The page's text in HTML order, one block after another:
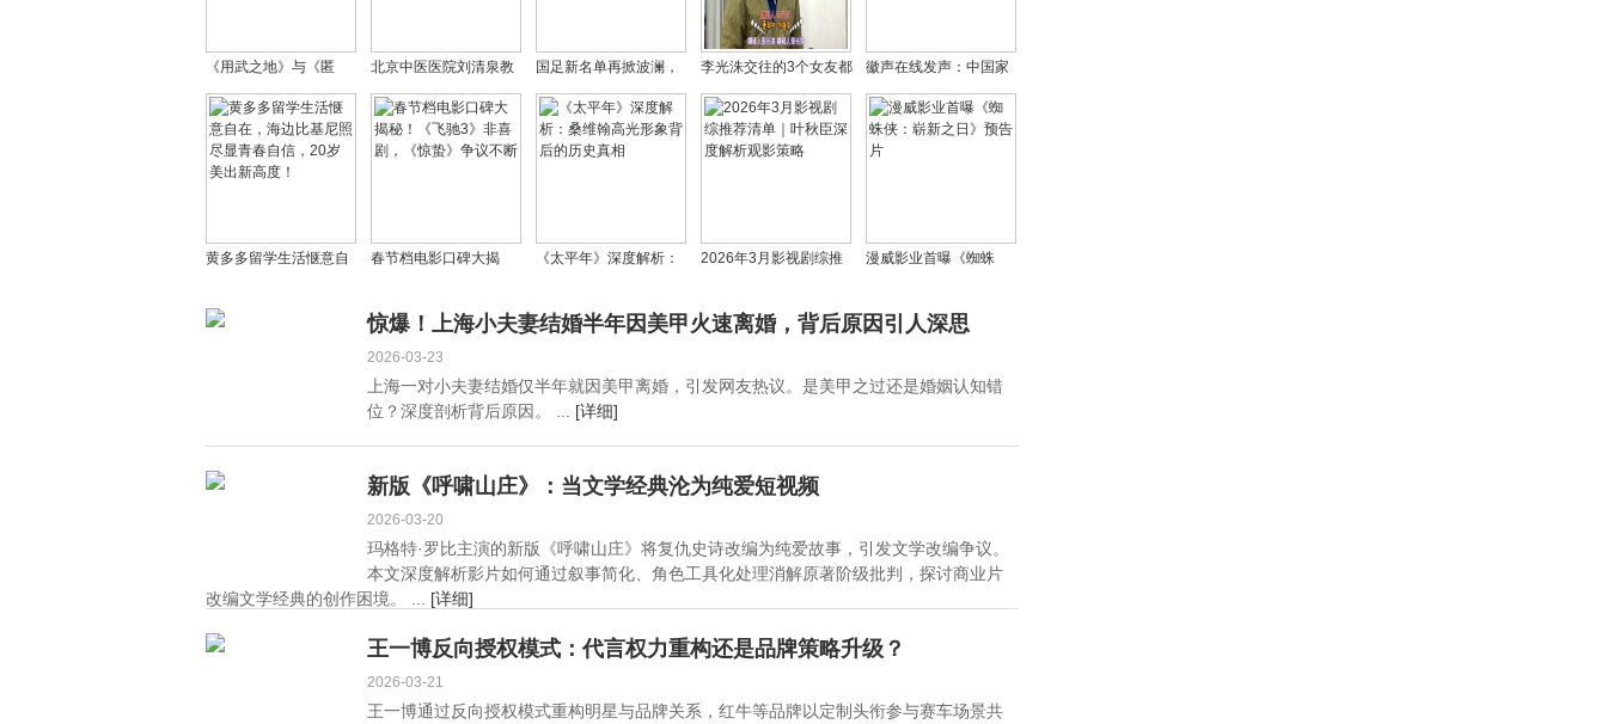
《用武之地》与《匿
杀》之争？元旦五部电
影，观众为何提不起兴
趣
北京中医医院刘清泉教
授揭秘：春季养生六维
健康密码
国足新名单再掀波澜，
邵佳一弃用四大实力战
将引发热议
李光洙交往的3个女友都
有谁？李光洙最好看的
电视名单
徽声在线发声：中国家
庭最需教育的不是孩
子，而是“爸爸”
黄多多留学生活惬意自
青春自信，20岁美出新
春节档电影口碑大揭
《惊蛰》争议不断
《太平年》深度解析：
历史真相
2026年3月影视剧综推
析观影策略
漫威影业首曝《蜘蛛
惊爆！上海小夫妻结婚半年因美甲火速离婚，背后原因引人深思
2026-03-23
上海一对小夫妻结婚仅半年就因美甲离婚，引发网友热议。是美甲之过还是婚姻认知错
位？深度剖析背后原因。 ... [详细]
新版《呼啸山庄》：当文学经典沦为纯爱短视频
2026-03-20
玛格特·罗比主演的新版《呼啸山庄》将复仇史诗改编为纯爱故事，引发文学改编争议。
本文深度解析影片如何通过叙事简化、角色工具化处理消解原著阶级批判，探讨商业片
改编文学经典的创作困境。 ... [详细]
王一博反向授权模式：代言权力重构还是品牌策略升级？
2026-03-21
王一博通过反向授权模式重构明星与品牌关系，红牛等品牌以定制头衔参与赛车场景共